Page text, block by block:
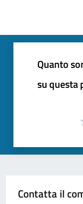
Quanto
su questa
Contatta il